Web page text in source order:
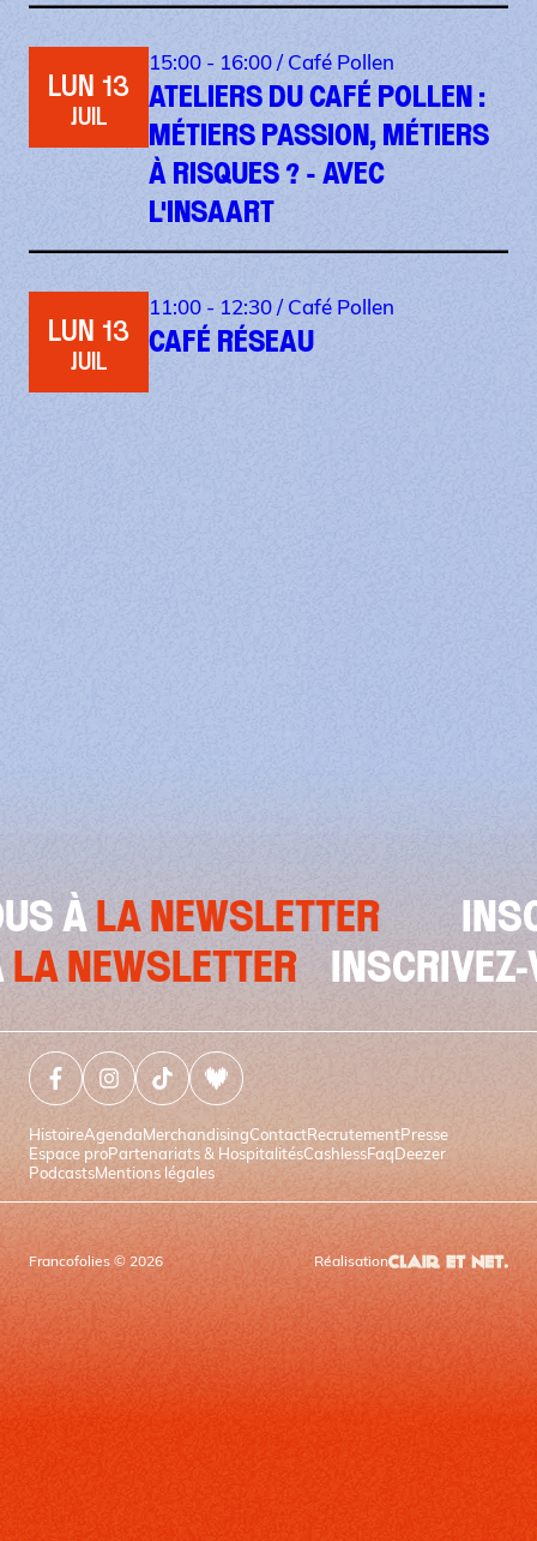
LUN 13
JUIL
15:00 - 16:00 /Café Pollen
ATELIERS DU CAFÉ POLLEN :
MÉTIERS PASSION, MÉTIERS
À RISQUES ? - AVEC
L'INSAART
LUN 13
JUIL
11:00 - 12:30 /Café Pollen
CAFÉ RÉSEAU
INSCRIVEZ-VOUS À
VOUS À LA
HistoireAgendaMerchandisingContactRecrutementPresse
Espace proPartenariats & HospitalitésCashlessFaqDeezer
PodcastsMentions légales
Facebook (nouvelle fenêtre)
Instagram (nouvelle fenêtre)
Tiktok (nouvelle fenêtre)
Deezer (nouvelle fenêtre)
Francofolies © 2026 Réalisation